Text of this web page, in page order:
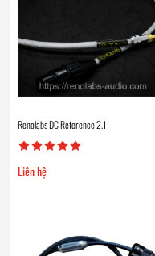
Renolabs DC Reference 2.1
Liên hệ